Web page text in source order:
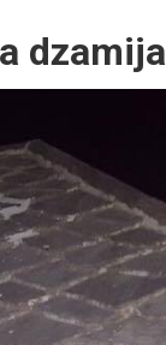
dzamija